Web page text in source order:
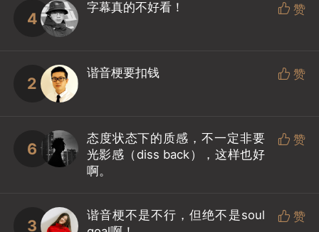
4
字幕真的不好看！  赞
2
谐音梗要扣钱  赞
6
态度状态下的质感，不一定非要
光影感（diss back），这样也好
啊。
 赞
3
谐音梗不是不行，但绝不是soul
 赞